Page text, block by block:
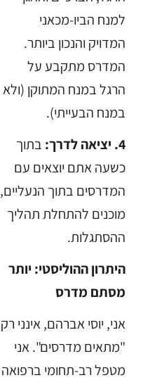
למנח הביו-מכאני
המדויק והנכון ביותר.
המדרס מתקבע על
הרגל במנח המתוקן (ולא
במנח הבעייתי).
4. יציאה לדרך:
בתוך
כשעה אתם יוצאים עם
המדרסים בתוך הנעליים,
מוכנים להתחלת תהליך
ההסתגלות.
היתרון ההוליסטי: יותר
מסתם מדרס
אני, יוסי אברהם, אינני רק
"מתאים מדרסים". אני
מטפל רב-תחומי ברפואה